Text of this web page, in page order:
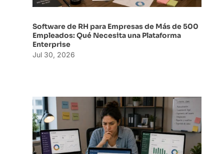
Software de RH para Empresas de Más de 500
Empleados: Qué Necesita una Plataforma
Enterprise
Jul 30, 2026